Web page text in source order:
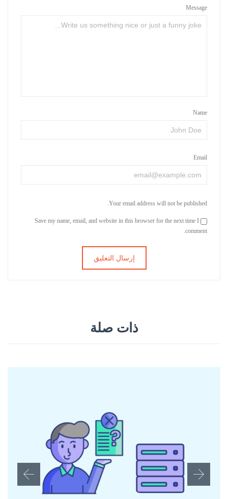
Message
Name
Email
Your email address will not be published.
Save my name, email, and website in this browser for the next time I
comment.
ذات صلة